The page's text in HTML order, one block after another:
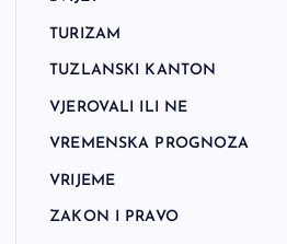
TURIZAM
TUZLANSKI KANTON
VJEROVALI ILI NE
VREMENSKA PROGNOZA
VRIJEME
ZAKON I PRAVO